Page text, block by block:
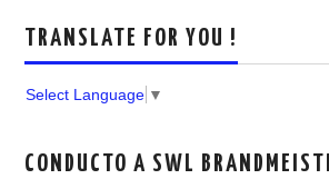
TRANSLATE FOR YOU !
Select Language ▼
CONDUCTO A SWL